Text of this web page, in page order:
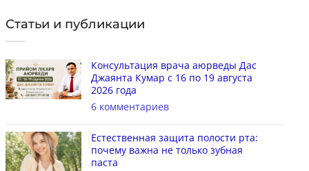
Статьи и публикации
Консультация врача аюрведы Дас
Джаянта Кумар с 16 по 19 августа
2026 года
6 комментариев
Естественная защита полости рта:
почему важна не только зубная
паста